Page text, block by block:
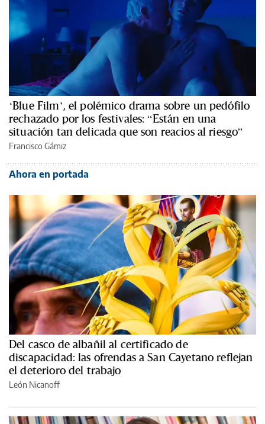
‘Blue Film’, el polémico drama sobre un pedófilo
rechazado por los festivales: “Están en una
situación tan delicada que son reacios al riesgo”
Francisco Gámiz
Ahora en portada
Del casco de albañil al certificado de
discapacidad: las ofrendas a San Cayetano reflejan
el deterioro del trabajo
León Nicanoff